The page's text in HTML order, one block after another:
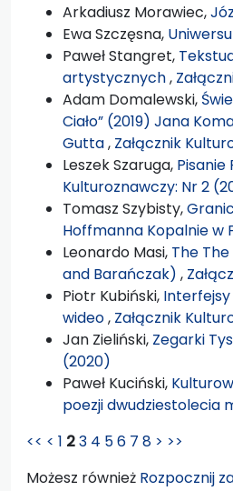
Arkadiusz Morawiec,
Ewa Szczęsna,
Paweł Stangret,
artystycznych,
Adam Domalewski,
Ciało” (2019) Jana
Gutta, Załącznik
Leszek Szaruga,
Kulturoznawczy: Nr 2
Tomasz Szybisty,
Hoffmanna Kopalnie w
Leonardo Masi, The
and Barańczak) ,
Piotr Kubiński,
wideo, Załącznik
Jan Zieliński, Zegarki
(2020)
Paweł Kuciński,
poezji dwudziestolecia
<< < 1 23 4 56 7 8 > >>
Możesz również Rozpocznij